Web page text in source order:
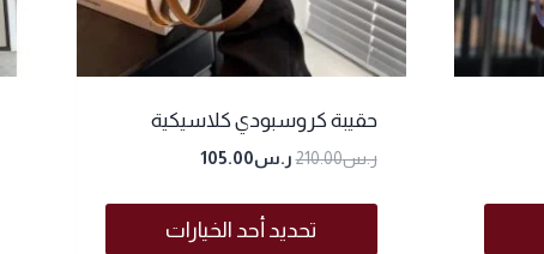
حقيبة كروسبودي كلاسيكية
ر.س210.00 ر.س105.00
تحديد أحد الخيارات